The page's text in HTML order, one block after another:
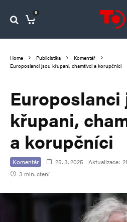
0
Home Publicistika
Komentář
Europoslanci jsou křupani, chamtivci a korupčníci
Europoslanci
křupani,
a korupčníci
Komentář 25. 3. 2025 Aktualizace:
3 min. čtení